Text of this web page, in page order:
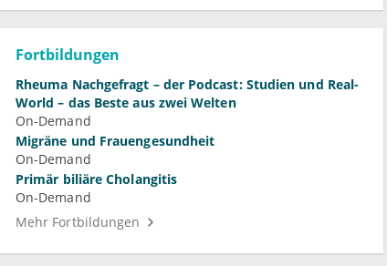
Fortbildungen
Rheuma Nachgefragt – der Podcast: Studien und Real-
World – das Beste aus zwei Welten
On-Demand
Migräne und Frauengesundheit
On-Demand
Primär biliäre Cholangitis
On-Demand
Mehr Fortbildungen